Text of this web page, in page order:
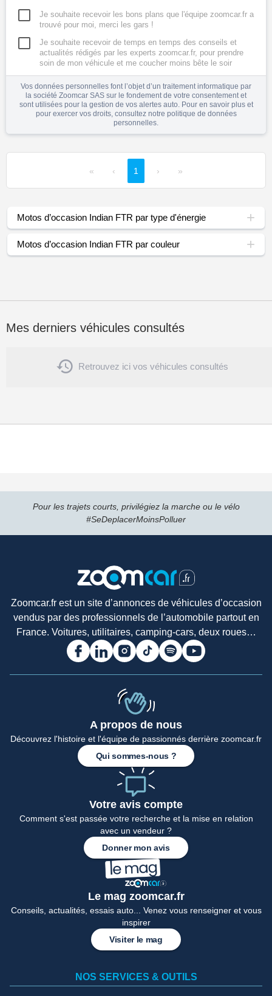
Je souhaite recevoir les bons plans que l'équipe zoomcar.fr a
trouvé pour moi, merci les gars !
Je souhaite recevoir de temps en temps des conseils et
actualités rédigés par les experts zoomcar.fr, pour prendre
soin de mon véhicule et me coucher moins bête le soir
Vos données personnelles font l’objet d’un traitement informatique par
la société Zoomcar SAS sur le fondement de votre consentement et
sont utilisées pour la gestion de vos alertes auto. Pour en savoir plus et
pour exercer vos droits, consultez notre politique de données
personnelles.
« ‹ 1 › »
Motos d’occasion Indian FTR par type d'énergie
Motos d’occasion Indian FTR par couleur
Mes derniers véhicules consultés
 Retrouvez ici vos véhicules consultés
Pour les trajets courts, privilégiez la marche ou le vélo
#SeDeplacerMoinsPolluer
Zoomcar.fr est un site d’annonces de véhicules d’occasion
vendus par des professionnels de l’automobile partout en
France. Voitures, utilitaires, camping-cars, deux roues…
A propos de nous
Découvrez l'histoire et l'équipe de passionnés derrière zoomcar.fr
Qui sommes-nous ?
Votre avis compte
Comment s'est passée votre recherche et la mise en relation
avec un vendeur ?
Donner mon avis
Le mag zoomcar.fr
Conseils, actualités, essais auto... Venez vous renseigner et vous
inspirer
Visiter le mag
NOS SERVICES & OUTILS